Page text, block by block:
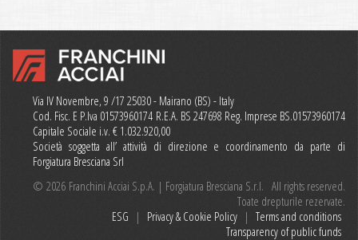
Via IV Novembre, 9 /17 25030 - Mairano (BS) - Italy
Cod. Fisc. E P.Iva 01573960174 R.E.A. BS 247698 Reg. Imprese BS.01573960174
Capitale Sociale i.v. € 1.032.920,00
Società soggetta all’ attività di direzione e coordinamento da parte di
Forgiatura Bresciana Srl
© 2026 Franchini Acciai S.p.A. | Forgiatura Bresciana S.r.l. All rights reserved.
Toate drepturile rezervate.
ESG | Privacy & Cookie Policy | Terms and conditions
Transparency of public funds